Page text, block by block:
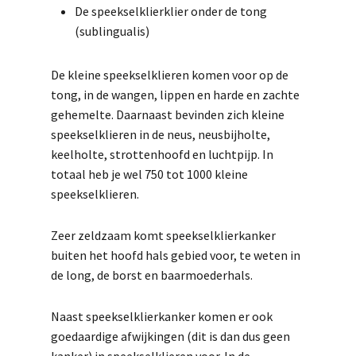
De speekselklierklier onder de tong
(sublingualis)
De kleine speekselklieren komen voor op de
tong, in de wangen, lippen en harde en zachte
gehemelte. Daarnaast bevinden zich kleine
speekselklieren in de neus, neusbijholte,
keelholte, strottenhoofd en luchtpijp. In
totaal heb je wel 750 tot 1000 kleine
speekselklieren.
Zeer zeldzaam komt speekselklierkanker
buiten het hoofd hals gebied voor, te weten in
de long, de borst en baarmoederhals.
Naast speekselklierkanker komen er ook
goedaardige afwijkingen (dit is dan dus geen